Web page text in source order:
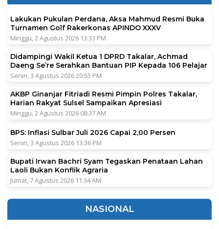
Lakukan Pukulan Perdana, Aksa Mahmud Resmi Buka
Turnamen Golf Rakerkonas APINDO XXXV
Minggu, 2 Agustus 2026 13:33 PM
Didampingi Wakil Ketua 1 DPRD Takalar, Achmad
Daeng Se’re Serahkan Bantuan PIP Kepada 106 Pelajar
Senin, 3 Agustus 2026 20:55 PM
AKBP Ginanjar Fitriadi Resmi Pimpin Polres Takalar,
Harian Rakyat Sulsel Sampaikan Apresiasi
Minggu, 2 Agustus 2026 08:37 AM
BPS: Inflasi Sulbar Juli 2026 Capai 2,00 Persen
Senin, 3 Agustus 2026 13:36 PM
Bupati Irwan Bachri Syam Tegaskan Penataan Lahan
Laoli Bukan Konflik Agraria
Jumat, 7 Agustus 2026 11:34 AM
NASIONAL